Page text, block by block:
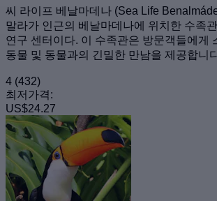
씨 라이프 베날마데나 (Sea Life
말라가 인근의 베날마데나에 위치한 수족
연구 센터이다. 이 수족관은 방문객들에게
동물 및 동물과의 긴밀한 만남을 제공합니
4 (432)
최저가격:
US$24.27